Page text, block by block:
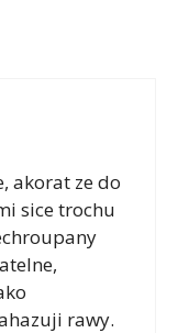
akorat ze do
sice trochu
rawy.